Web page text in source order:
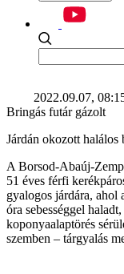
2022.09.07,
Bringás futár gázolt
Járdán okozott halálos
A Borsod-Abaúj-
51 éves férfi
gyalogos járdára, ahol
óra sebességgel
koponyaalaptörés
szemben – tárgyalás